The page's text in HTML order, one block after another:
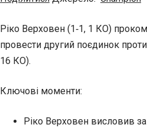
Ріко Верховен (1‑1, 1 КО)
провести другий поєдинок
16 КО).
Ключові моменти:
Ріко Верховен висловив